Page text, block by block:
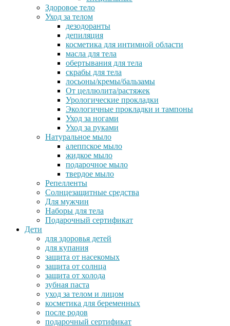
Здоровое тело
Уход за телом
дезодоранты
депиляция
косметика для интимной области
масла для тела
обертывания для тела
скрабы для тела
лосьоны/кремы/бальзамы
От целлюлита/растяжек
Урологические прокладки
Экологичные прокладки и тампоны
Уход за ногами
Уход за руками
Натуральное мыло
алеппское мыло
жидкое мыло
подарочное мыло
твердое мыло
Репелленты
Солнцезащитные средства
Для мужчин
Наборы для тела
Подарочный сертификат
Дети
для здоровья детей
для купания
защита от насекомых
защита от солнца
защита от холода
зубная паста
уход за телом и лицом
косметика для беременных
после родов
подарочный сертификат